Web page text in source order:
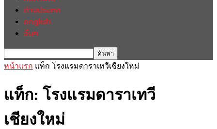
ต่างประเทศ
english
อื่นๆ
หน้าแรก แท็ก โรงแรมดาราเทวีเชียงใหม่
แท็ก: โรงแรมดาราเทวี
เชียงใหม่